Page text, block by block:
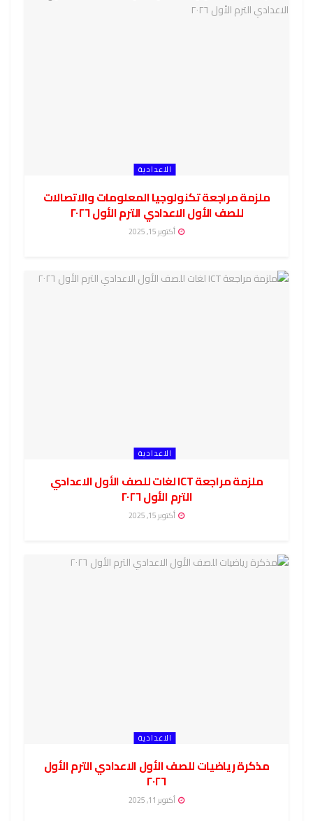
الاعدادية
ملزمة مراجعة تكنولوجيا المعلومات والاتصالات
للصف الأول الاعدادي الترم الأول ٢٠٢٦
أكتوبر 15, 2025
الاعدادية
ملزمة مراجعة ICT لغات للصف الأول الاعدادي
الترم الأول ٢٠٢٦
أكتوبر 15, 2025
الاعدادية
مذكرة رياضيات للصف الأول الاعدادي الترم الأول
٢٠٢٦
أكتوبر 11, 2025